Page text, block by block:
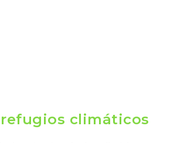
climáticos